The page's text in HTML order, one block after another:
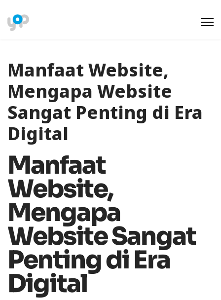
Manfaat Website,
Mengapa Website
Sangat Penting di Era
Digital
Manfaat
Website,
Mengapa
Website Sangat
Penting di Era
Digital